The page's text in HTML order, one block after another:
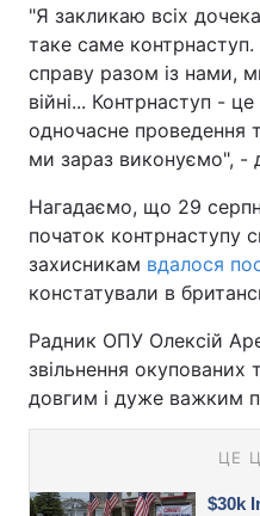
"Я закликаю всіх
таке саме контрнаступ.
справу разом із нами,
війні... Контрнаступ -
одночасне проведення
ми зараз виконуємо", -
Нагадаємо, що 29
початок контрнаступу
захисникам вдалося
констатували в
Радник ОПУ Олексій
звільнення окупованих
довгим і дуже важким